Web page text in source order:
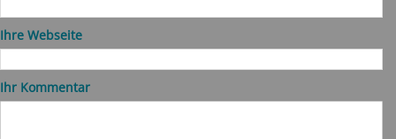
Ihre Webseite
Ihr Kommentar